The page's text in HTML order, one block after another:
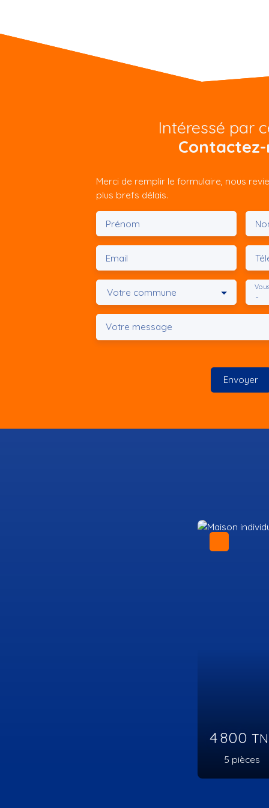
Intéressé par
Merci de remplir le formulaire, nous
plus brefs délais.
Prénom
Email
Votre commune -
Votre message
Envoyer
À partir
4pièces